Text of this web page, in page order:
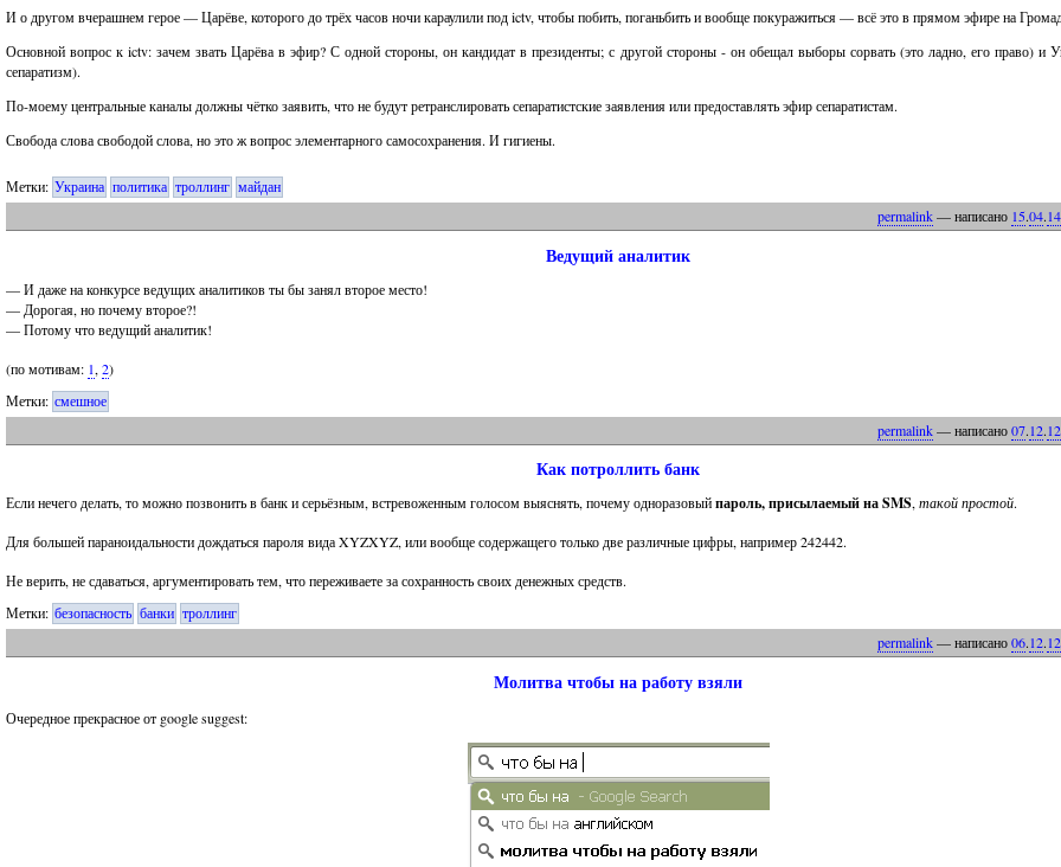
И о другом вчерашнем герое — Царёве, которого до трёх часов ночи караулили под ictv, чтобы побить, поганьбить и вообще покуражиться — всё это в прямом эфире на
Основной вопрос к ictv: зачем звать Царёва в эфир? С одной стороны, он кандидат в президенты; с другой стороны - он обещал выборы сорвать (это ладно, его право) и
сепаратизм).
По-моему центральные каналы должны чётко заявить, что не будут ретранслировать сепаратистские заявления или предоставлять эфир сепаратистам.
Свобода слова свободой слова, но это ж вопрос элементарного самосохранения. И гигиены.
Метки: Украина политика троллинг майдан
permalink— написано 15.04.14
Ведущий аналитик
— И даже на конкурсе ведущих аналитиков ты бы занял второе место!
— Дорогая, но почему второе?!
— Потому что ведущий аналитик!
(по мотивам: 1, 2)
Метки: смешное
permalink— написано07.12.12
Как потроллить банк
Если нечего делать, то можно позвонить в банк и серьёзным, встревоженным голосом выяснять, почему одноразовыйпароль, присылаемый на SMS, такой простой.
Для большей параноидальности дождаться пароля вида XYZXYZ, или вообще содержащего только две различные цифры, например 242442.
Не верить, не сдаваться, аргументировать тем, что переживаете за сохранность своих денежных средств.
Метки: безопасность банки троллинг
permalink— написано06.12.12
Молитва чтобы на работу взяли
Очередное прекрасное от google suggest: